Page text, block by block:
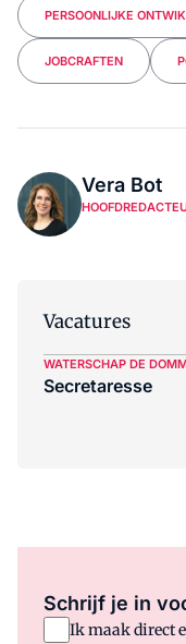
PERSOONLIJKE
JOBCRAFTEN
Vera Bot
Vacatures
WATERSCHAP DE
Secretaresse
Schrijf je in
Ik maak direct